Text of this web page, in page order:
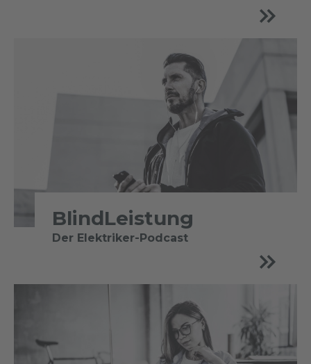
BlindLeistung
Der Elektriker-Podcast